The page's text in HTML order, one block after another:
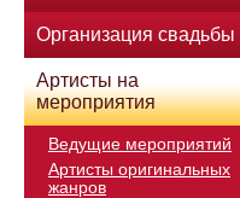
Организация свадьбы
Артисты на
мероприятия
Ведущие мероприятий
Артисты оригинальных
жанров